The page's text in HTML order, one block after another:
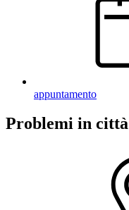
appuntamento
Problemi in città